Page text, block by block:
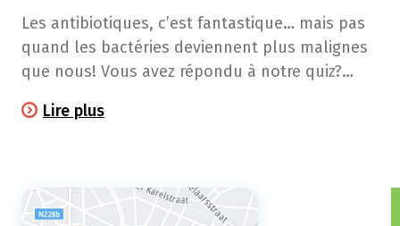
Les antibiotiques, c’est fantastique… mais pas
quand les bactéries deviennent plus malignes
que nous! Vous avez répondu à notre quiz?
Lire plus